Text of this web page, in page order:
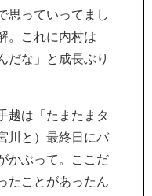
思っていってまし
。これに内村は
だな」と成長ぶり
越は「たまたまタ
川と）最終日にバ
かぶって。ここだ
たことがあったん